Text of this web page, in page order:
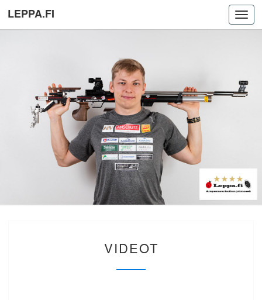
LEPPA.FI
VIDEOT